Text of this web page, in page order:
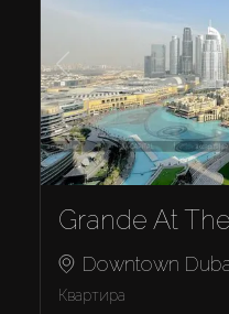
Grande At
Downtown
Квартира